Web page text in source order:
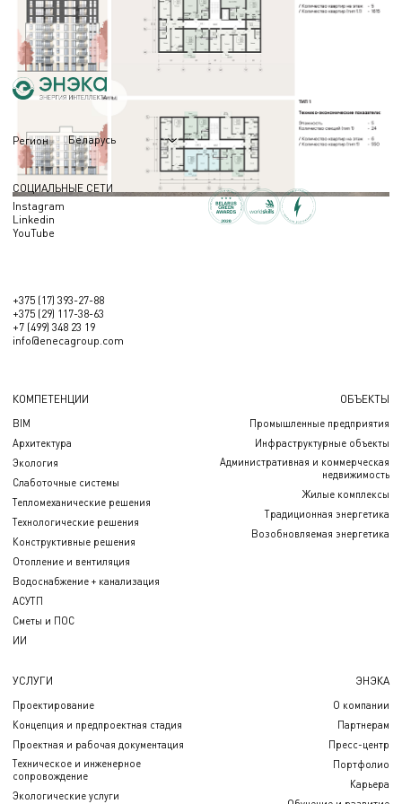
подготовки обоснованных визуальных материалов. В статье — о составе
работ и назначении альбома.
06.05.2026
Регион Беларусь
СОЦИАЛЬНЫЕ СЕТИ
Instagram
Linkedin
YouTube
+375 (17) 393-27-88
+375 (29) 117-38-63
+7 (499) 348 23 19
info@enecagroup.com
КОМПЕТЕНЦИИ
BIM
Архитектура
Экология
Слаботочные системы
Тепломеханические решения
Технологические решения
Конструктивные решения
Отопление и вентиляция
Водоснабжение + канализация
АСУТП
Сметы и ПОС
ИИ
ОБЪЕКТЫ
Промышленные предприятия
Инфраструктурные объекты
Административная и коммерческая
недвижимость
Жилые комплексы
Традиционная энергетика
Возобновляемая энергетика
УСЛУГИ
Проектирование
Концепция и предпроектная стадия
Проектная и рабочая документация
Техническое и инженерное
сопровождение
Экологические услуги
ЭНЭКА
О компании
Партнерам
Пресс-центр
Портфолио
Карьера